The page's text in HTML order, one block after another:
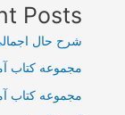
Posts
شرح حال
مجموعه کتاب
مجموعه کتاب